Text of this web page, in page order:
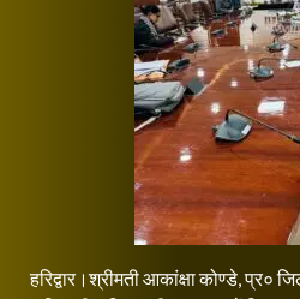
हरिद्वार।श्रीमती आकांक्षा कोण्डे, प्र०